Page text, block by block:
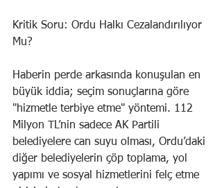
Kritik Soru: Ordu Halkı Cezalandırılıyor
Mu?
Haberin perde arkasında konuşulan en
büyük iddia; seçim sonuçlarına göre
"hizmetle terbiye etme" yöntemi. 112
Milyon TL’nin sadece AK Partili
belediyelere can suyu olması, Ordu’daki
diğer belediyelerin çöp toplama, yol
yapımı ve sosyal hizmetlerini felç etme